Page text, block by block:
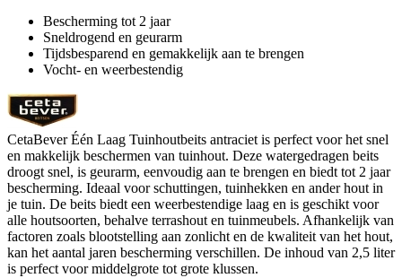
Bescherming tot 2 jaar
Sneldrogend en geurarm
Tijdsbesparend en gemakkelijk aan te brengen
Vocht- en weerbestendig
CetaBever Één Laag Tuinhoutbeits antraciet is perfect voor het snel
en makkelijk beschermen van tuinhout. Deze watergedragen beits
droogt snel, is geurarm, eenvoudig aan te brengen en biedt tot 2 jaar
bescherming. Ideaal voor schuttingen, tuinhekken en ander hout in
je tuin. De beits biedt een weerbestendige laag en is geschikt voor
alle houtsoorten, behalve terrashout en tuinmeubels. Afhankelijk van
factoren zoals blootstelling aan zonlicht en de kwaliteit van het hout,
kan het aantal jaren bescherming verschillen. De inhoud van 2,5 liter
is perfect voor middelgrote tot grote klussen.